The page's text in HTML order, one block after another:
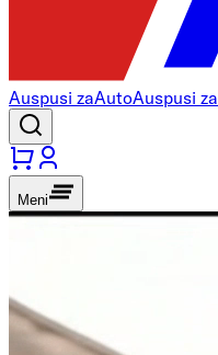
Auspusi zaAutoAuspusi za
Meni